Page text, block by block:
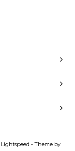
Lightspeed - Theme by